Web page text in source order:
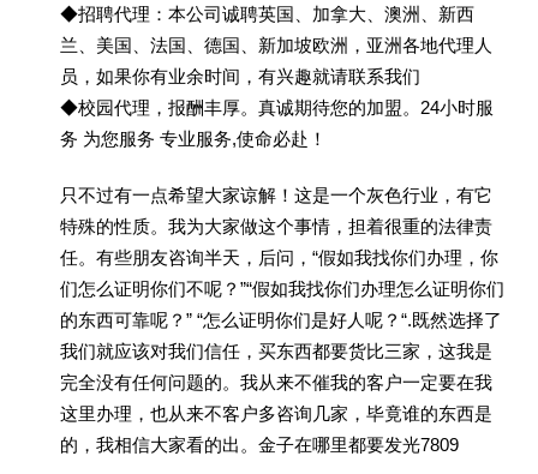
◆招聘代理：本公司诚聘英国、加拿大、澳洲、新西
兰、美国、法国、德国、新加坡欧洲，亚洲各地代理人
员，如果你有业余时间，有兴趣就请联系我们
◆校园代理，报酬丰厚。真诚期待您的加盟。24小时服
务 为您服务 专业服务,使命必赴！
只不过有一点希望大家谅解！这是一个灰色行业，有它
特殊的性质。我为大家做这个事情，担着很重的法律责
任。有些朋友咨询半天，后问，“假如我找你们办理，你
们怎么证明你们不呢？”“假如我找你们办理怎么证明你们
的东西可靠呢？” “怎么证明你们是好人呢？“.既然选择了
我们就应该对我们信任，买东西都要货比三家，这我是
完全没有任何问题的。我从来不催我的客户一定要在我
这里办理，也从来不客户多咨询几家，毕竟谁的东西是
的，我相信大家看的出。金子在哪里都要发光7809